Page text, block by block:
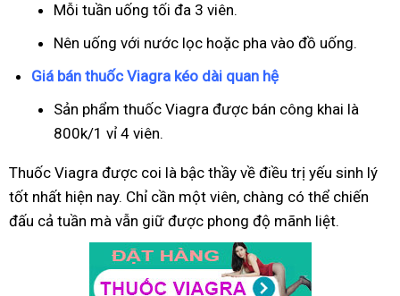
Mỗi tuần uống tối đa 3 viên.
Nên uống với nước lọc hoặc pha vào đồ uống.
Giá bán thuốc Viagra kéo dài quan hệ
Sản phẩm thuốc Viagra được bán công khai là
800k/1 vỉ 4 viên.
Thuốc Viagra được coi là bậc thầy về điều trị yếu sinh lý
tốt nhất hiện nay. Chỉ cần một viên, chàng có thể chiến
đấu cả tuần mà vẫn giữ được phong độ mãnh liệt.